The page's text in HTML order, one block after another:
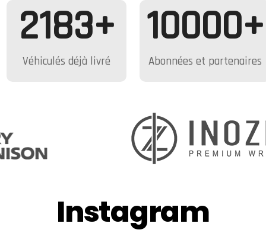
2183+
Véhiculés déjà livré
10000+
Abonnées et partenaires
Instagram